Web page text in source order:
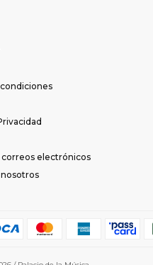
correos electrónicos
nosotros